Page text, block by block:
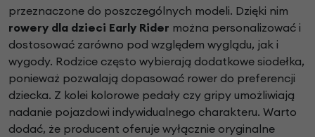
przeznaczone do poszczególnych modeli. Dzięki nim
rowery dla dzieci Early Rider można personalizować i
dostosować zarówno pod względem wyglądu, jak i
wygody. Rodzice często wybierają dodatkowe siodełka,
ponieważ pozwalają dopasować rower do preferencji
dziecka. Z kolei kolorowe pedały czy gripy umożliwiają
nadanie pojazdowi indywidualnego charakteru. Warto
dodać, że producent oferuje wyłącznie oryginalne